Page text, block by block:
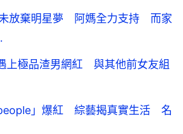
放棄明星夢 阿媽全力支持 而家
上極品渣男網紅 與其他前女友組
」爆紅 綜藝揭真實生活 名